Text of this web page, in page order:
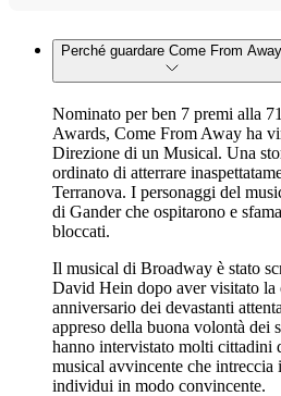
Perché guardare Come From Away
Nominato per ben 7 premi alla
Awards, Come From Away ha
Direzione di un Musical. Una
ordinato di atterrare
Terranova. I personaggi del
di Gander che ospitarono e
bloccati.
Il musical di Broadway è stato
David Hein dopo aver visitato la
anniversario dei devastanti
appreso della buona volontà dei
hanno intervistato molti cittadini
musical avvincente che intreccia
individui in modo convincente.